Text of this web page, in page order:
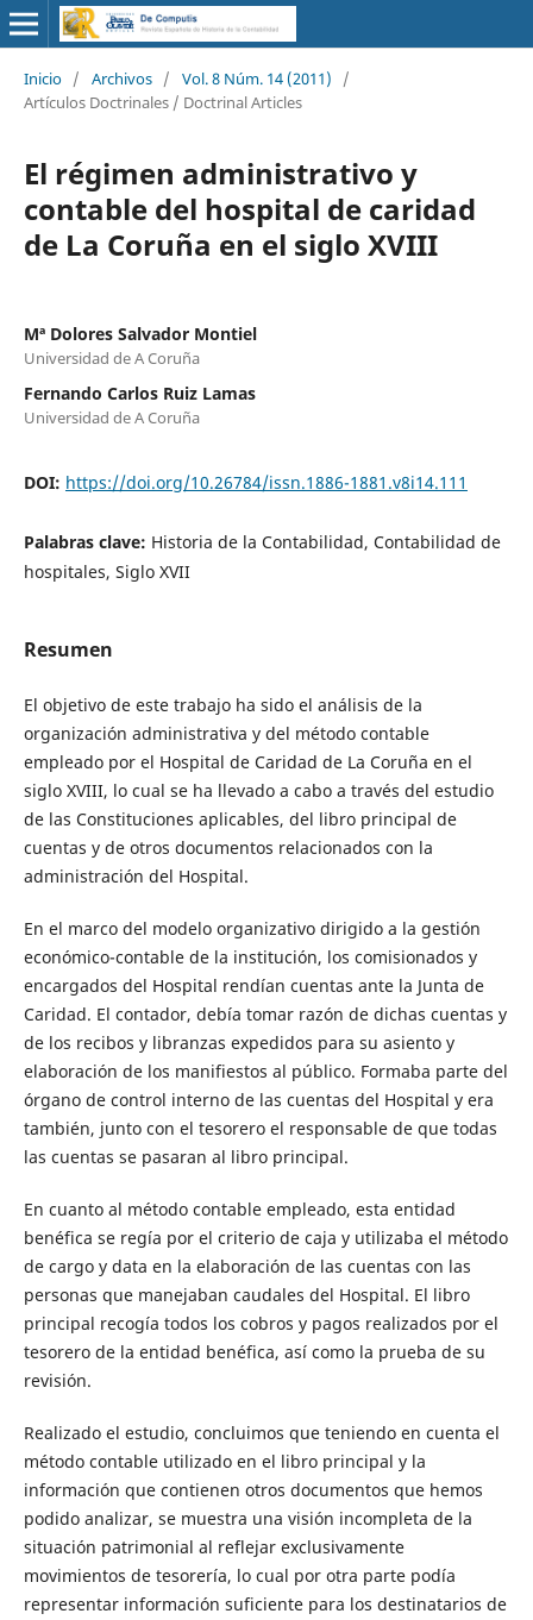
Inicio / Archivos / Vol. 8 Núm. 14 (2011)
/
Artículos Doctrinales / Doctrinal Articles
El régimen administrativo y
contable del hospital de caridad
de La Coruña en el siglo XVIII
Mª Dolores Salvador Montiel
Universidad de A Coruña
Fernando Carlos Ruiz Lamas
Universidad de A Coruña
DOI: https://doi.org/10.26784/issn.1886-1881.v8i14.111
Palabras clave: Historia de la Contabilidad, Contabilidad de
hospitales, Siglo XVII
Resumen
El objetivo de este trabajo ha sido el análisis de la
organización administrativa y del método contable
empleado por el Hospital de Caridad de La Coruña en el
siglo XVIII, lo cual se ha llevado a cabo a través del estudio
de las Constituciones aplicables, del libro principal de
cuentas y de otros documentos relacionados con la
administración del Hospital.
En el marco del modelo organizativo dirigido a la gestión
económico-contable de la institución, los comisionados y
encargados del Hospital rendían cuentas ante la Junta de
Caridad. El contador, debía tomar razón de dichas cuentas y
de los recibos y libranzas expedidos para su asiento y
elaboración de los manifiestos al público. Formaba parte del
órgano de control interno de las cuentas del Hospital y era
también, junto con el tesorero el responsable de que todas
las cuentas se pasaran al libro principal.
En cuanto al método contable empleado, esta entidad
benéfica se regía por el criterio de caja y utilizaba el método
de cargo y data en la elaboración de las cuentas con las
personas que manejaban caudales del Hospital. El libro
principal recogía todos los cobros y pagos realizados por el
tesorero de la entidad benéfica, así como la prueba de su
revisión.
Realizado el estudio, concluimos que teniendo en cuenta el
método contable utilizado en el libro principal y la
información que contienen otros documentos que hemos
podido analizar, se muestra una visión incompleta de la
situación patrimonial al reflejar exclusivamente
movimientos de tesorería, lo cual por otra parte podía
representar información suficiente para los destinatarios de